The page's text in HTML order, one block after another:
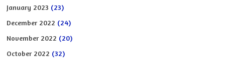
January 2023 (23)
December 2022 (24)
November 2022 (20)
October 2022 (32)